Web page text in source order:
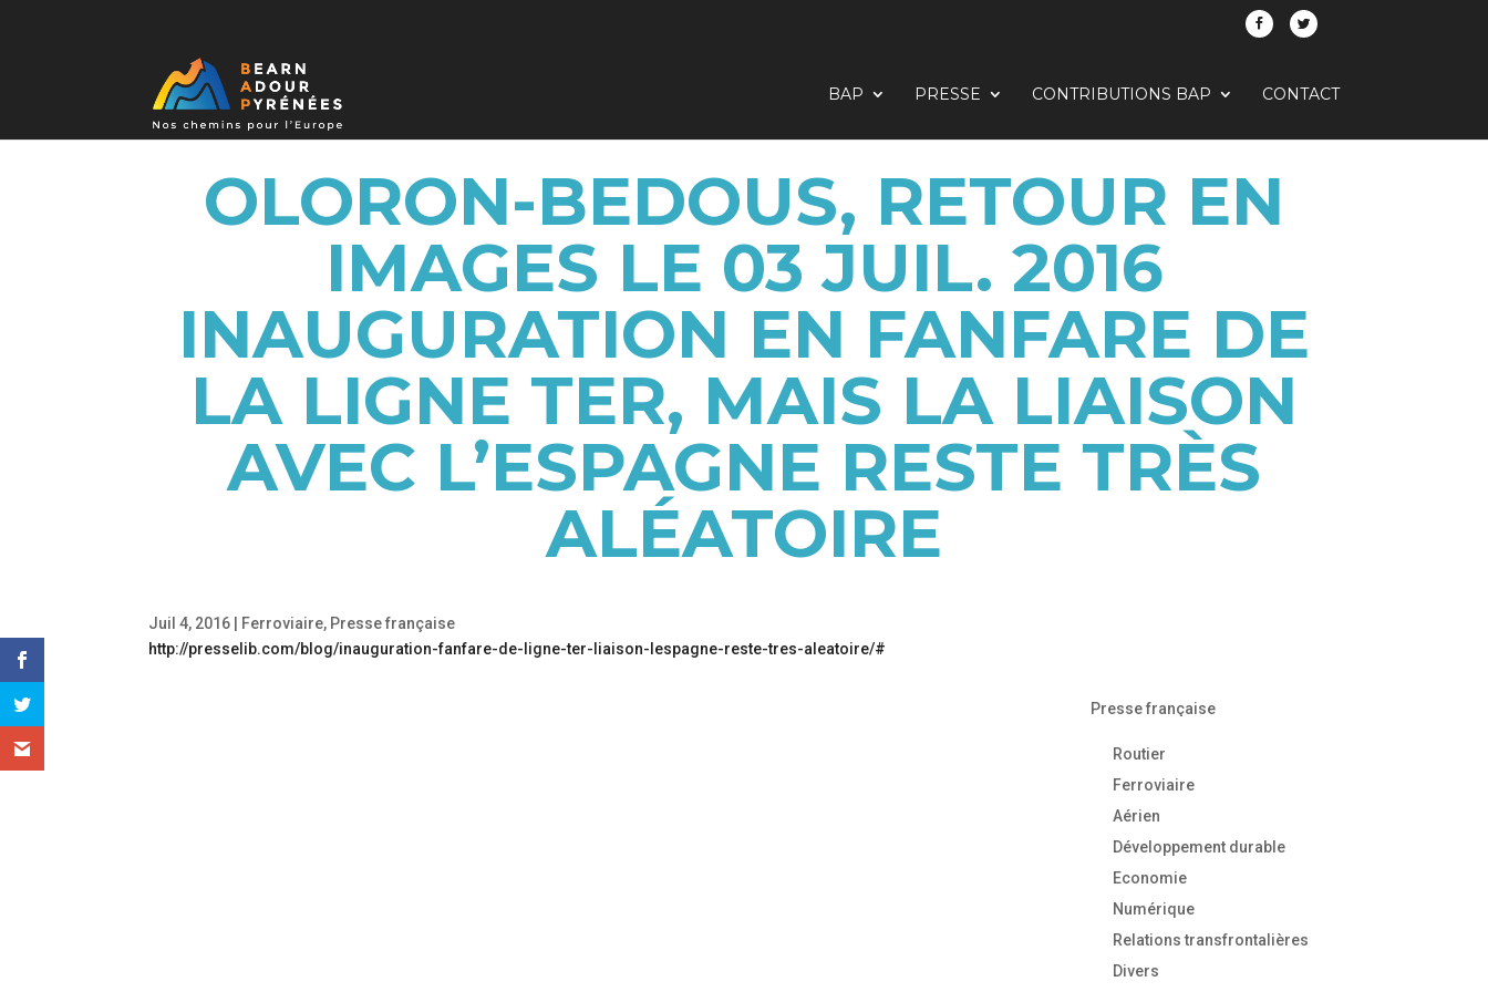
BAP PRESSE CONTRIBUTIONS BAP CONTACT
OLORON-BEDOUS, RETOUR EN
IMAGES LE 03 JUIL. 2016
INAUGURATION EN FANFARE DE
LA LIGNE TER, MAIS LA LIAISON
AVEC L’ESPAGNE RESTE TRÈS
ALÉATOIRE
Juil 4, 2016 Ferroviaire, Presse française
http://presselib.com/blog/inauguration-fanfare-de-ligne-ter-liaison-lespagne-reste-tres-aleatoire/#
Presse française
Routier
Ferroviaire
Aérien
Développement durable
Economie
Numérique
Relations transfrontalières
Divers